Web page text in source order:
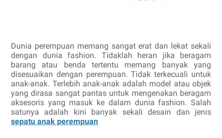
Dunia perempuan memang sangat erat dan lekat sekali
dengan dunia fashion. Tidaklah heran jika beragam
barang atau benda tertentu memang banyak yang
disesuaikan dengan perempuan. Tidak terkecuali untuk
anak-anak. Terlebih anak-anak adalah model atau objek
yang dirasa sangat pantas untuk mengenakan beragam
aksesoris yang masuk ke dalam dunia fashion. Salah
satunya adalah kini banyak sekali desain dan jenis
sepatu anak perempuan